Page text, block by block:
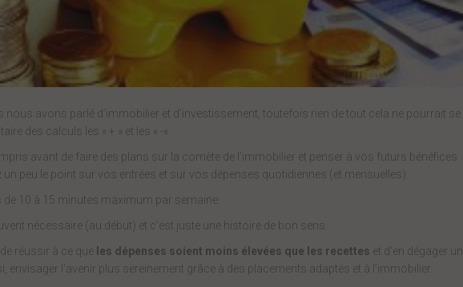
nous avons parlé d’immobilier et d’investissement, toutefois rien de tout cela ne pourrait se
des calculs les « + » et les « -« .
avant de faire des plans sur la comète de l’immobilier et penser à vos futurs bénéfices.
un peu le point sur vos entrées et sur vos dépenses quotidiennes (et mensuelles).
10 à 15 minutes maximum par semaine.
nécessaire (au début) et c’est juste une histoire de bon sens.
réussir à ce que les dépenses soient moins élevées que les recettes et d’en dégager un
envisager l’avenir plus sereinement grâce à des placements adaptés et à l’immobilier.